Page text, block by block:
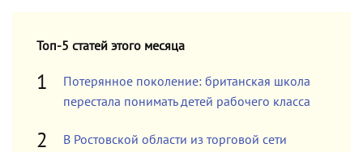
Топ-5 статей этого месяца
Потерянное поколение: британская школа
перестала понимать детей рабочего класса
В Ростовской области из торговой сети